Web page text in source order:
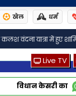
खेल धर्म
ने कलश सिर पर
Live TV
विधान केसरी का